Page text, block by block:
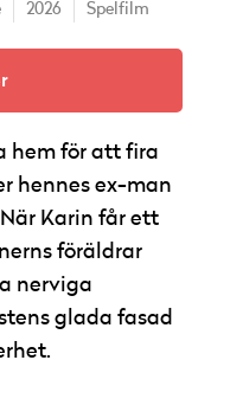
2026 Spelfilm
hem för att fira
hennes ex-man
Karin får ett
föräldrar
nerviga
glada fasad